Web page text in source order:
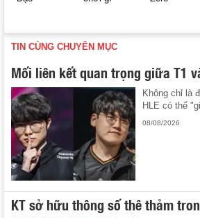
TIN CÙNG CHUYÊN MỤC
Mối liên kết quan trọng giữa T1
Không chỉ là
HLE có thể
08/08/2026
KT sở hữu thông số thê thảm